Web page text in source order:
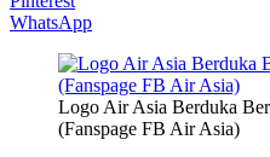
WhatsApp
Logo Air Asia Berduka
(Fanspage FB Air Asia)